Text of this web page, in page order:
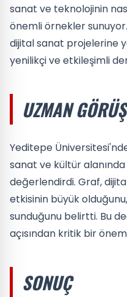
sanat ve teknolojinin
önemli örnekler
dijital sanat projelerine
yenilikçi ve etkileşimli
UZMAN
Yeditepe
sanat ve kültür
değerlendirdi. Graf,
etkisinin büyük
sunduğunu belirtti. Bu
açısından kritik bir
SONUÇ